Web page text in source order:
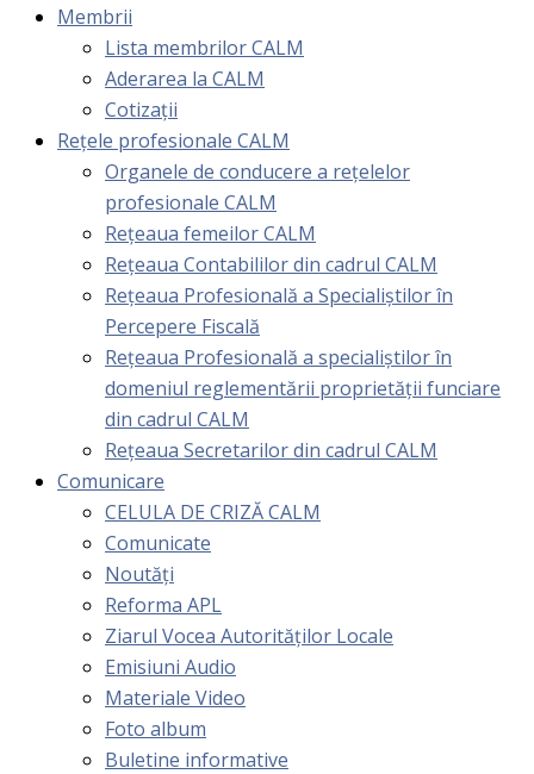
Membrii
Lista membrilor CALM
Aderarea la CALM
Cotizaţii
Rețele profesionale CALM
Organele de conducere a rețelelor
profesionale CALM
Rețeaua femeilor CALM
Rețeaua Contabililor din cadrul CALM
Rețeaua Profesională a Specialiștilor în
Percepere Fiscală
Reţeaua Profesională a specialiştilor în
domeniul reglementării proprietăţii funciare
din cadrul CALM
Rețeaua Secretarilor din cadrul CALM
Comunicare
CELULA DE CRIZĂ CALM
Comunicate
Noutăți
Reforma APL
Ziarul Vocea Autorităților Locale
Emisiuni Audio
Materiale Video
Foto album
Buletine informative